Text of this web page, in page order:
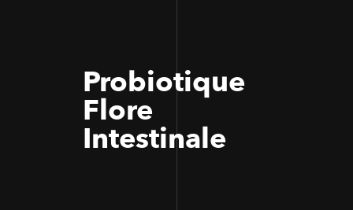
Probiotique
Flore
Intestinale